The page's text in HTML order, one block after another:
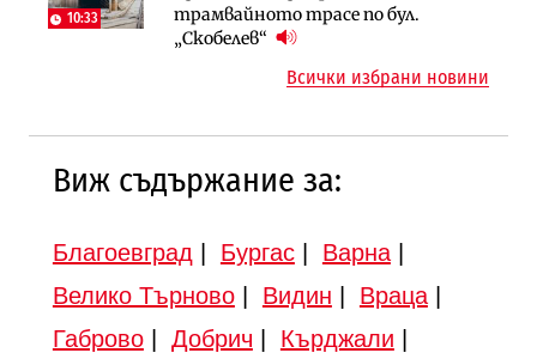
10:33
трамвайното трасе по бул.
„Скобелев“
Шест кандидата с интерес към
надзора на двете метростанции в
магистрала „Черно море“
Всички избрани новини
Виж съдържание за:
Благоевград Бургас| Варна|
Велико Търново| Видин Враца|
Габрово| Добрич Кърджали